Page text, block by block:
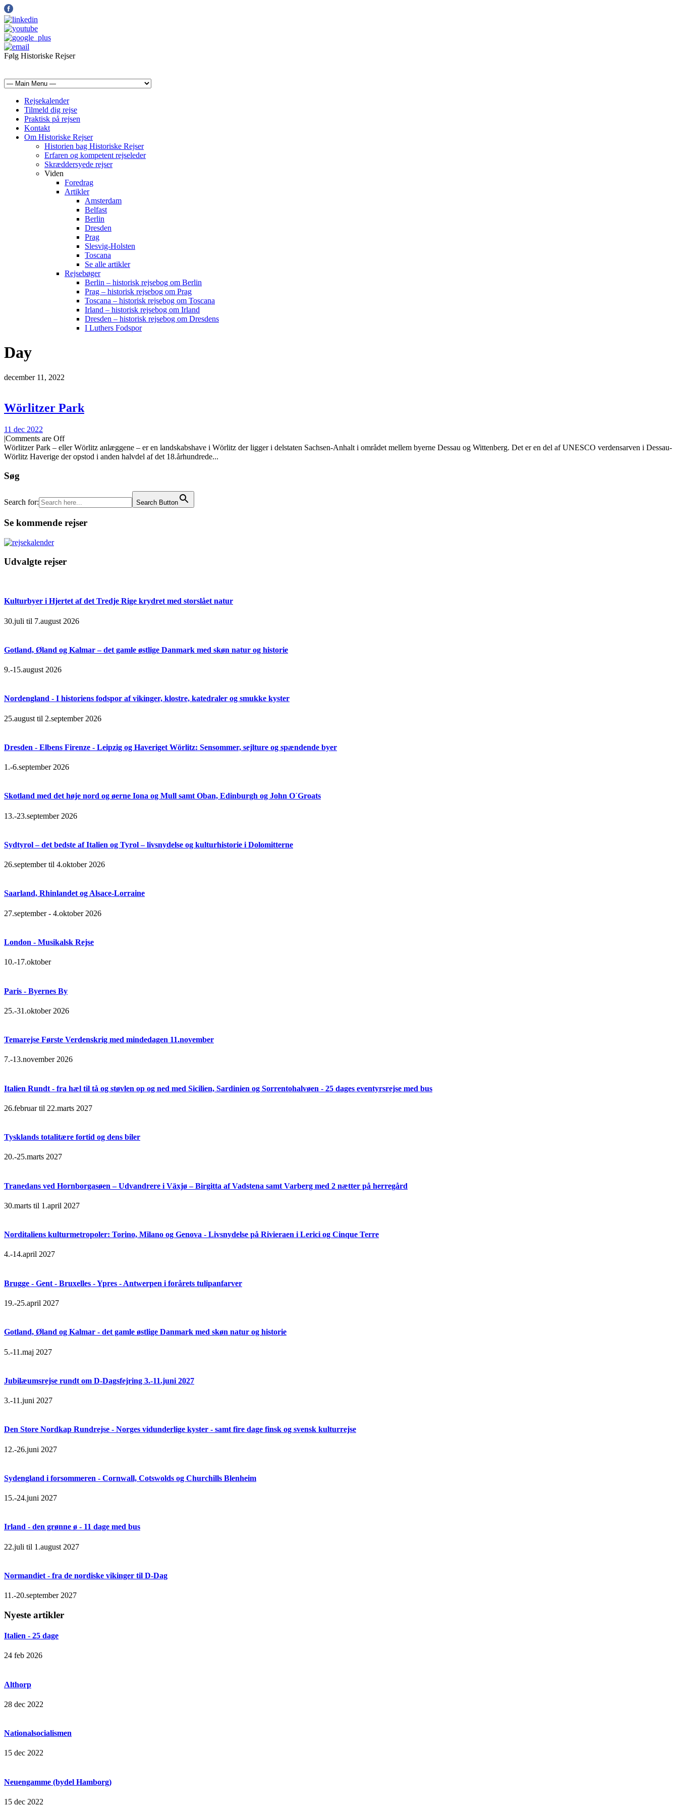
Følg Historiske Rejser
Rejsekalender
Tilmeld dig rejse
Praktisk på rejsen
Kontakt
Om Historiske Rejser
Historien bag Historiske Rejser
Erfaren og kompetent rejseleder
Skræddersyede rejser
Viden
Foredrag
Artikler
Amsterdam
Belfast
Berlin
Dresden
Prag
Slesvig-Holsten
Toscana
Se alle artikler
Rejsebøger
Berlin – historisk rejsebog om Berlin
Prag – historisk rejsebog om Prag
Toscana – historisk rejsebog om Toscana
Irland – historisk rejsebog om Irland
Dresden – historisk rejsebog om Dresdens
I Luthers Fodspor
Day
december 11, 2022
Wörlitzer Park
11 dec 2022
|Comments are Off
Wörlitzer Park – eller Wörlitz anlæggene – er en landskabshave i Wörlitz der ligger i delstaten Sachsen-Anhalt i området mellem byerne Dessau og Wittenberg. Det er en del af UNESCO verdensarven i Dessau-
Wörlitz Haverige der opstod i anden halvdel af det 18.århundrede...
Søg
Search for: Search Button
Se kommende rejser
Udvalgte rejser
Kulturbyer i Hjertet af det Tredje Rige krydret med storslået natur
30.juli til 7.august 2026
Gotland, Øland og Kalmar – det gamle østlige Danmark med skøn natur og historie
9.-15.august 2026
Nordengland - I historiens fodspor af vikinger, klostre, katedraler og smukke kyster
25.august til 2.september 2026
Dresden - Elbens Firenze - Leipzig og Haveriget Wörlitz: Sensommer, sejlture og spændende byer
1.-6.september 2026
Skotland med det høje nord og øerne Iona og Mull samt Oban, Edinburgh og John O´Groats
13.-23.september 2026
Sydtyrol – det bedste af Italien og Tyrol – livsnydelse og kulturhistorie i Dolomitterne
26.september til 4.oktober 2026
Saarland, Rhinlandet og Alsace-Lorraine
27.september - 4.oktober 2026
London - Musikalsk Rejse
10.-17.oktober
Paris - Byernes By
25.-31.oktober 2026
Temarejse Første Verdenskrig med mindedagen 11.november
7.-13.november 2026
Italien Rundt - fra hæl til tå og støvlen op og ned med Sicilien, Sardinien og Sorrentohalvøen - 25 dages eventyrsrejse med bus
26.februar til 22.marts 2027
Tysklands totalitære fortid og dens biler
20.-25.marts 2027
Tranedans ved Hornborgasøen – Udvandrere i Växjø – Birgitta af Vadstena samt Varberg med 2 nætter på herregård
30.marts til 1.april 2027
Norditaliens kulturmetropoler: Torino, Milano og Genova - Livsnydelse på Rivieraen i Lerici og Cinque Terre
4.-14.april 2027
Brugge - Gent - Bruxelles - Ypres - Antwerpen i forårets tulipanfarver
19.-25.april 2027
Gotland, Øland og Kalmar - det gamle østlige Danmark med skøn natur og historie
5.-11.maj 2027
Jubilæumsrejse rundt om D-Dagsfejring 3.-11.juni 2027
3.-11.juni 2027
Den Store Nordkap Rundrejse - Norges vidunderlige kyster - samt fire dage finsk og svensk kulturrejse
12.-26.juni 2027
Sydengland i forsommeren - Cornwall, Cotswolds og Churchills Blenheim
15.-24.juni 2027
Irland - den grønne ø - 11 dage med bus
22.juli til 1.august 2027
Normandiet - fra de nordiske vikinger til D-Dag
11.-20.september 2027
Nyeste artikler
Italien - 25 dage
24 feb 2026
Althorp
28 dec 2022
Nationalsocialismen
15 dec 2022
Neuengamme (bydel Hamborg)
15 dec 2022